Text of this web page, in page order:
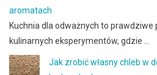
aromatach
Kuchnia dla odważnych to prawdziwe
kulinarnych eksperymentów, gdzie …
Jak zrobić własny chleb w